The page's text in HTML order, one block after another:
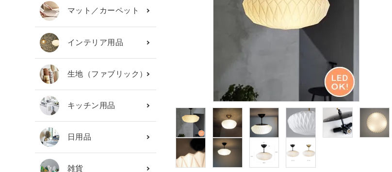
カテゴリーから探す
ブランド
ガイドライン
マット／カーペット
インテリア用品
生地（ファブリック）
キッチン用品
日用品
雑貨